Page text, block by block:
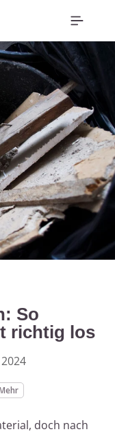
So
richtig los
doch nach